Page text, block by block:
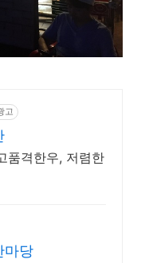
고
품격한우, 저렴한
마당